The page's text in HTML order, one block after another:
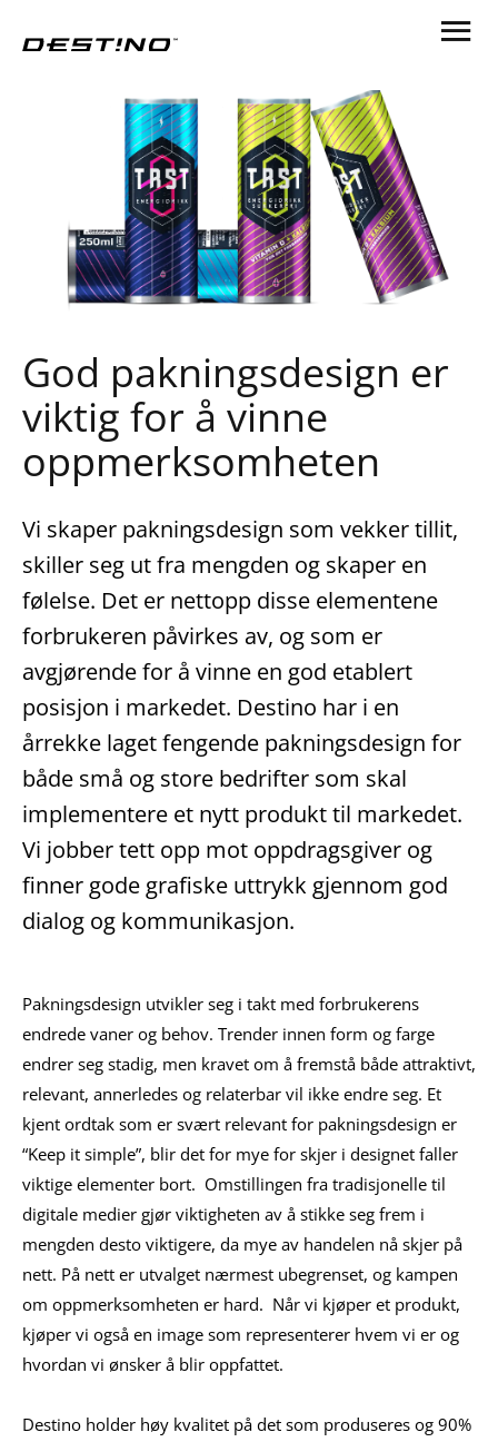
God pakningsdesign er
viktig for å vinne
oppmerksomheten
Vi skaper pakningsdesign som vekker tillit,
skiller seg ut fra mengden og skaper en
følelse. Det er nettopp disse elementene
forbrukeren påvirkes av, og som er
avgjørende for å vinne en god etablert
posisjon i markedet. Destino har i en
årrekke laget fengende pakningsdesign for
både små og store bedrifter som skal
implementere et nytt produkt til markedet.
Vi jobber tett opp mot oppdragsgiver og
finner gode grafiske uttrykk gjennom god
dialog og kommunikasjon.
Pakningsdesign utvikler seg i takt med forbrukerens
endrede vaner og behov. Trender innen form og farge
endrer seg stadig, men kravet om å fremstå både attraktivt,
relevant, annerledes og relaterbar vil ikke endre seg. Et
kjent ordtak som er svært relevant for pakningsdesign er
“Keep it simple”, blir det for mye for skjer i designet faller
viktige elementer bort. Omstillingen fra tradisjonelle til
digitale medier gjør viktigheten av å stikke seg frem i
mengden desto viktigere, da mye av handelen nå skjer på
nett. På nett er utvalget nærmest ubegrenset, og kampen
om oppmerksomheten er hard. Når vi kjøper et produkt,
kjøper vi også en image som representerer hvem vi er og
hvordan vi ønsker å blir oppfattet.
Destino holder høy kvalitet på det som produseres og 90%